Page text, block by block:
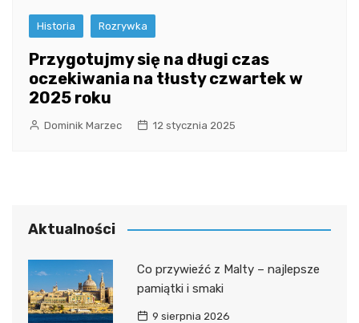
Historia Rozrywka
Przygotujmy się na długi czas
oczekiwania na tłusty czwartek w
2025 roku
Dominik Marzec 12 stycznia 2025
Aktualności
Co przywieźć z Malty – najlepsze
pamiątki i smaki
9 sierpnia 2026